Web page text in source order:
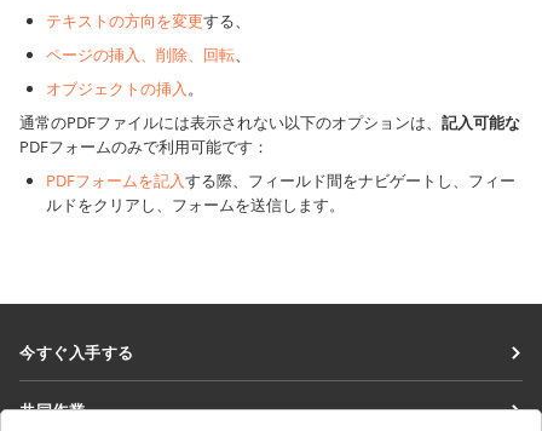
テキストの方向を変更する、
ページの挿入、削除、回転、
オブジェクトの挿入。
通常のPDFファイルには表示されない以下のオプションは、 記入可能な
PDFフォームのみで利用可能です：
PDFフォームを記入する際、フィールド間をナビゲートし、フィー
ルドをクリアし、フォームを送信します。
今すぐ入手する
共同作業